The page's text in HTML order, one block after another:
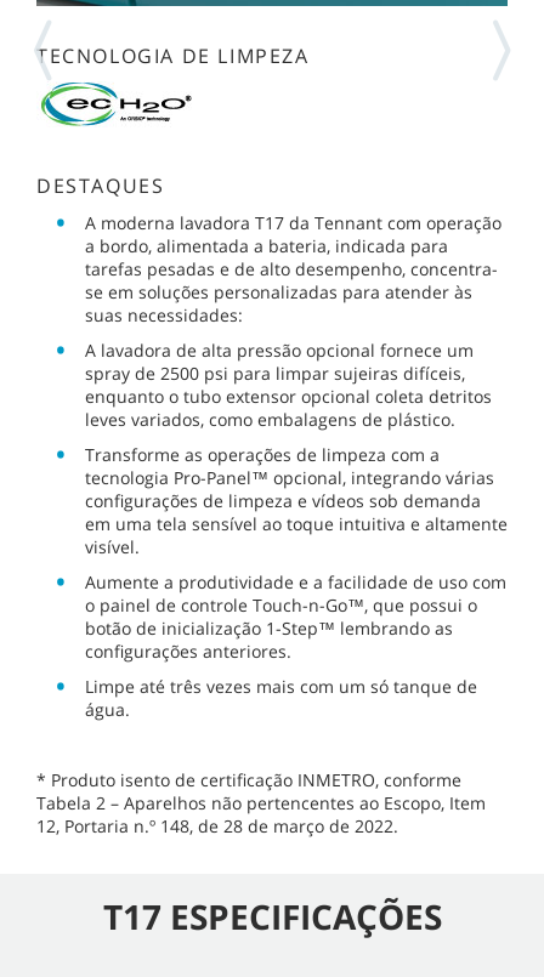
TECNOLOGIA DE LIMPEZA
DESTAQUES
A moderna lavadora T17 da Tennant com operação
a bordo, alimentada a bateria, indicada para
tarefas pesadas e de alto desempenho, concentra-
se em soluções personalizadas para atender às
suas necessidades:
A lavadora de alta pressão opcional fornece um
spray de 2500 psi para limpar sujeiras difíceis,
enquanto o tubo extensor opcional coleta detritos
leves variados, como embalagens de plástico.
Transforme as operações de limpeza com a
tecnologia Pro-Panel™ opcional, integrando várias
configurações de limpeza e vídeos sob demanda
em uma tela sensível ao toque intuitiva e altamente
visível.
Aumente a produtividade e a facilidade de uso com
o painel de controle Touch-n-Go™, que possui o
botão de inicialização 1-Step™ lembrando as
configurações anteriores.
Limpe até três vezes mais com um só tanque de
água.
* Produto isento de certificação INMETRO, conforme
Tabela 2 – Aparelhos não pertencentes ao Escopo, Item
12, Portaria n.º 148, de 28 de março de 2022.
T17 ESPECIFICAÇÕES